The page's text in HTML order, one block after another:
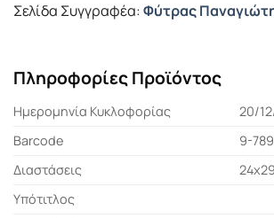
Σελίδα Συγγραφέα:Φύτρας
Πληροφορίες Προϊόντος
Ημερομηνία Κυκλοφορίας
20/
Barcode
9-
Διαστάσεις
24x29
Υπότιτλος